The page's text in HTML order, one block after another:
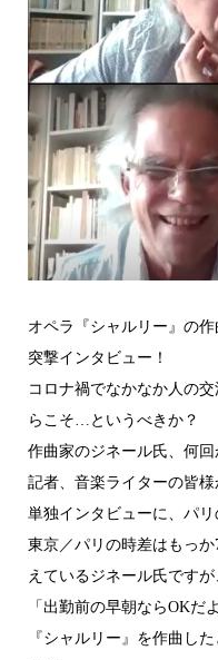
オペラ『シャルリー』の
突撃インタビュー！
コロナ禍でなかなか人の
らこそ…というべきか？
作曲家のジネール氏、何
記者、音楽ライターの皆様
単独インタビューに、パリ
東京／パリの時差はもっ
えているジネール氏ですが
「出勤前の早朝ならOKだ
『シャルリー』を作曲し